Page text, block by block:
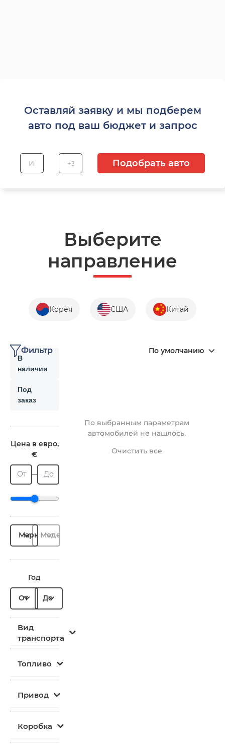
Оставляй заявку и мы подберем
авто под ваш бюджет и запрос
Подобрать авто
Выберите
направление
Корея США Китай
Фильтр По умолчанию
В
наличии
Под
заказ
Цена в евро,
€
От До
МаркаМодель
Год
От До
Вид
транспорта
Топливо
Привод
Коробка
По выбранным параметрам
автомобилей не нашлось.
Очистить все